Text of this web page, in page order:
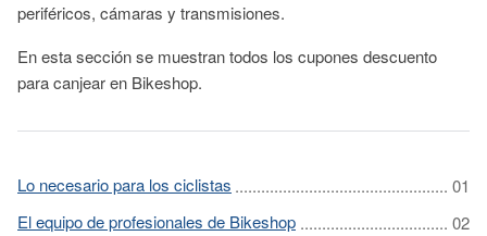
periféricos, cámaras y transmisiones.
En esta sección se muestran todos los cupones descuento
para canjear en Bikeshop.
Lo necesario para los ciclistas
El equipo de profesionales de Bikeshop